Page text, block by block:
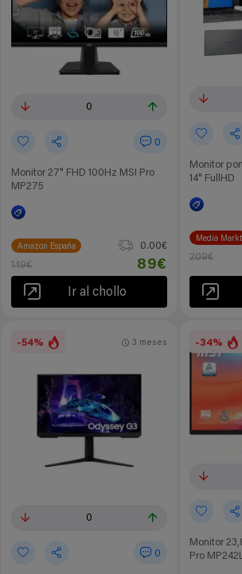
0
0
Monitor 27" FHD 100Hz MSI Pro
MP275
Amazon España
0.00€
149€
89€
Ir al chollo
Monitor
14" FullHD
Media Markt
209€
-54%
0
0
3 meses -34%
Monitor
Pro